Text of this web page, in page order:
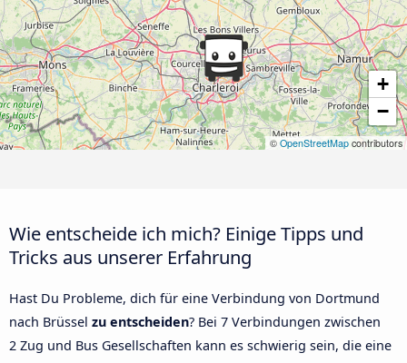
+
−
© OpenStreetMap contributors
Wie entscheide ich mich? Einige Tipps und
Tricks aus unserer Erfahrung
Hast Du Probleme, dich für eine Verbindung von Dortmund
nach Brüssel zu entscheiden? Bei 7 Verbindungen zwischen
2 Zug und Bus Gesellschaften kann es schwierig sein, die eine